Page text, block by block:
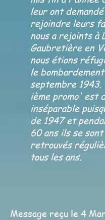
leur ont
rejoindre leurs
nous a rejoints à
Gaubretière en
nous étions
le
septembre 1943.
ième promo' est
inséparable
de 1947 et
60 ans ils se
retrouvés
tous les ans.
Message reçu le 4